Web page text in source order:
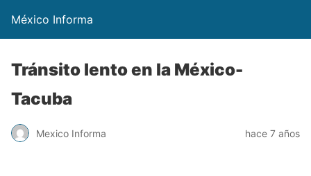
México Informa
Tránsito lento en la México-
Tacuba
Mexico Informa hace 7 años